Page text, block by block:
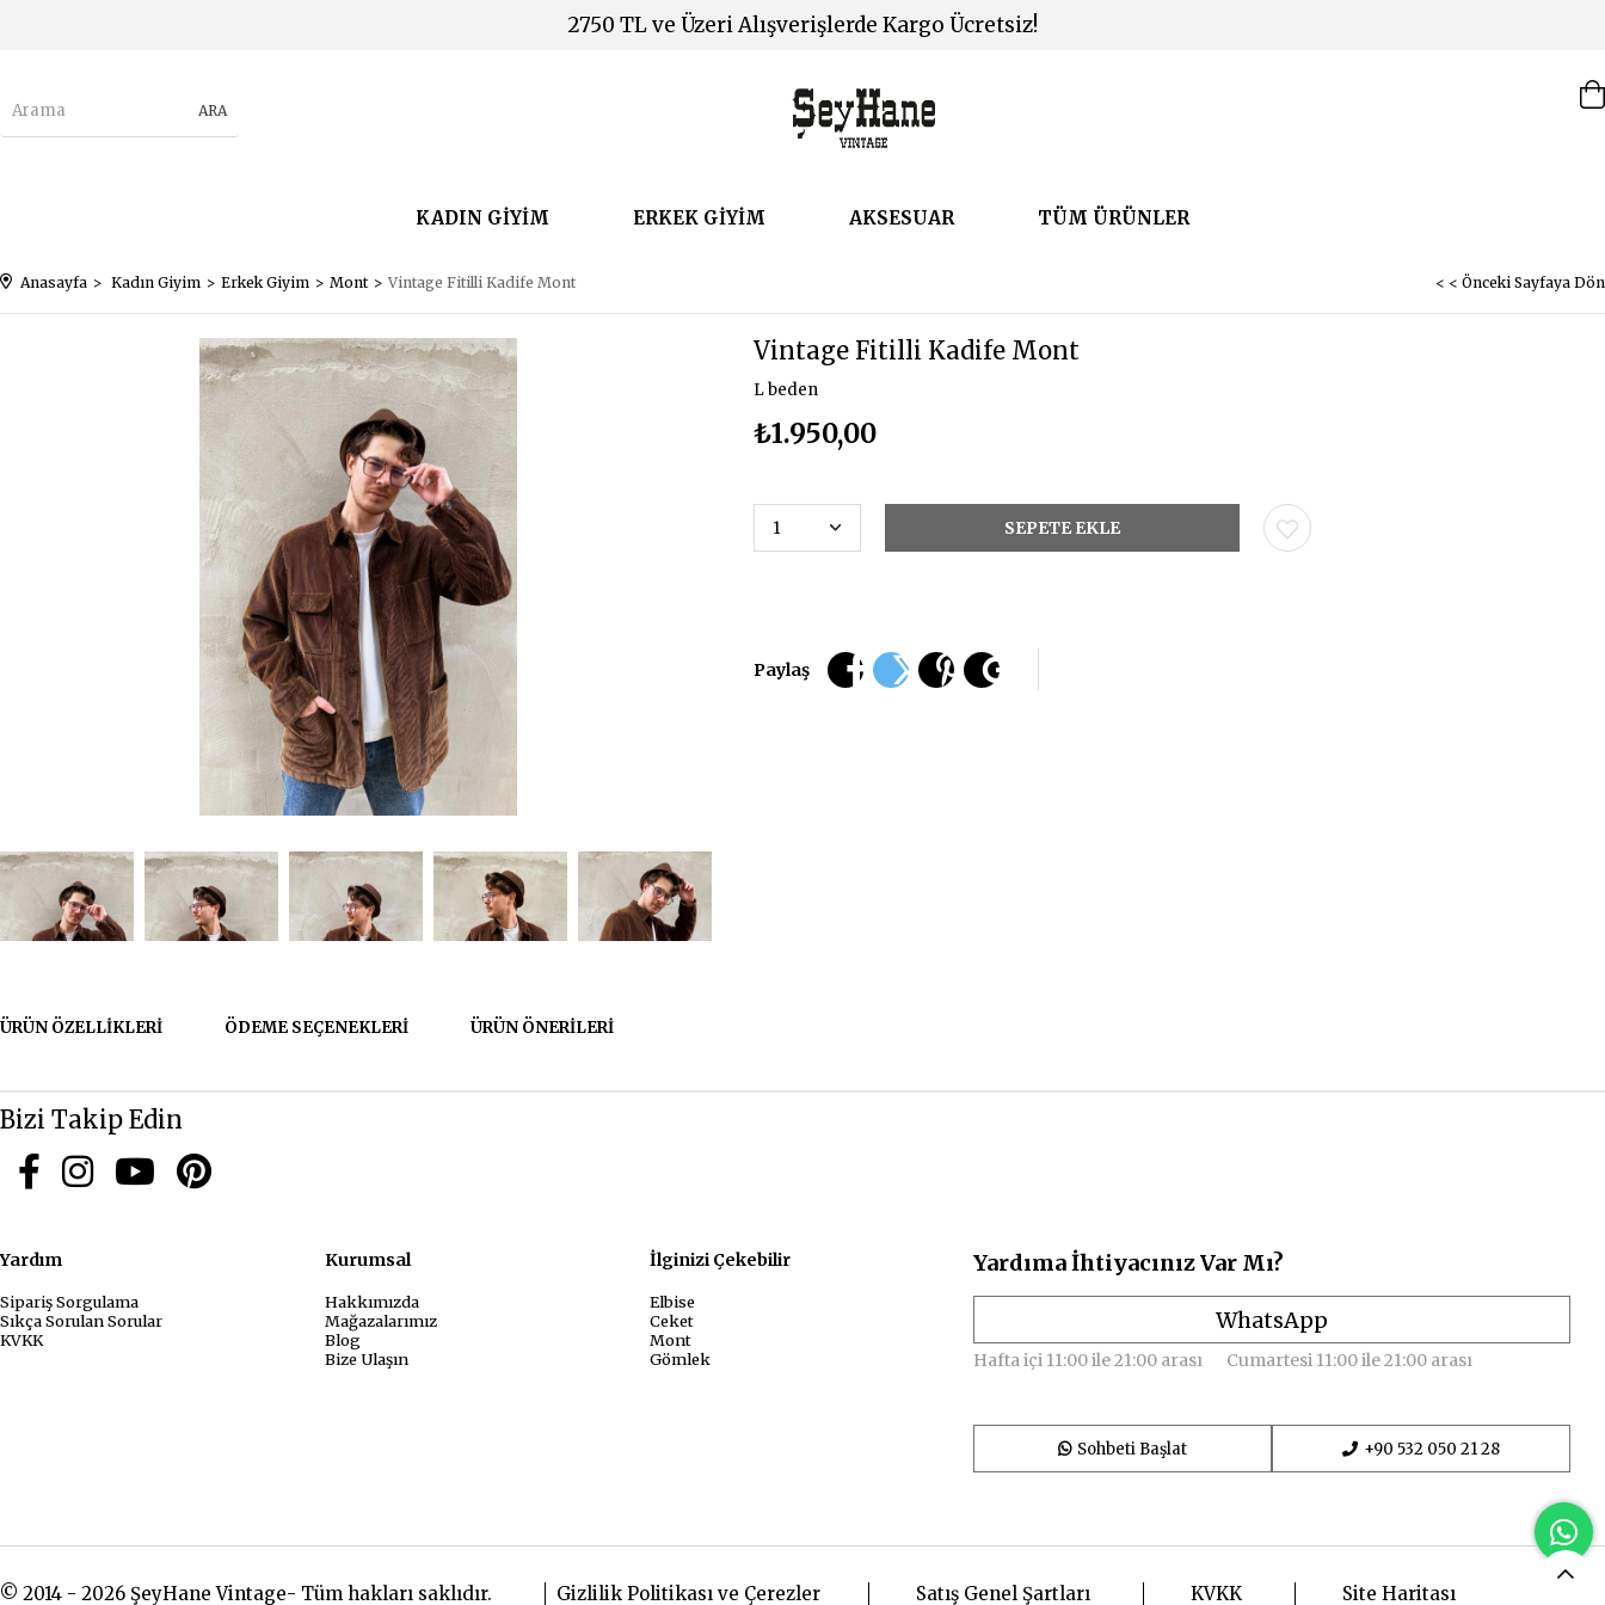
2750 TL ve Üzeri Alışverişlerde Kargo Ücretsiz!
KADIN GİYİM ERKEK GİYİM AKSESUAR TÜM ÜRÜNLER
Anasayfa Kadın Giyim Erkek Giyim Mont Vintage Fitilli Kadife Mont < < Önceki Sayfaya Dön
Vintage Fitilli Kadife Mont
L beden
₺1.950,00
Paylaş
ÜRÜN ÖZELLIKLERI ÖDEME SEÇENEKLERI ÜRÜN ÖNERILERI
Bizi Takip Edin
Yardım
Sipariş Sorgulama
Sıkça Sorulan Sorular
KVKK
Kurumsal
Hakkımızda
Mağazalarımız
Blog
Bize Ulaşın
İlginizi Çekebilir
Elbise
Ceket
Mont
Gömlek
Yardıma İhtiyacınız Var Mı?
WhatsApp
Hafta içi 11:00 ile 21:00 arası Cumartesi 11:00 ile 21:00 arası
Sohbeti Başlat +90 532 050 21 28
© 2014 - 2026 ŞeyHane Vintage- Tüm hakları saklıdır. Gizlilik Politikası ve Çerezler Satış Genel Şartları KVKK Site Haritası